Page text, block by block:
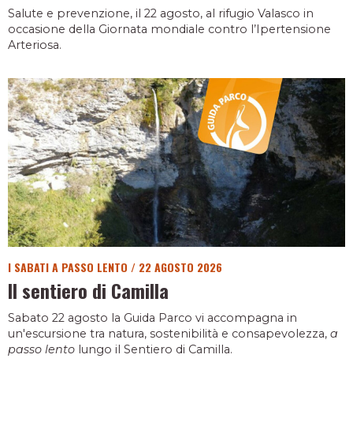
Salute e prevenzione, il 22 agosto, al rifugio Valasco in
occasione della Giornata mondiale contro l’Ipertensione
Arteriosa.
I SABATI A PASSO LENTO / 22 AGOSTO 2026
Il sentiero di Camilla
Sabato 22 agosto la Guida Parco vi accompagna in
un'escursione tra natura, sostenibilità e consapevolezza, a
passo lento lungo il Sentiero di Camilla.